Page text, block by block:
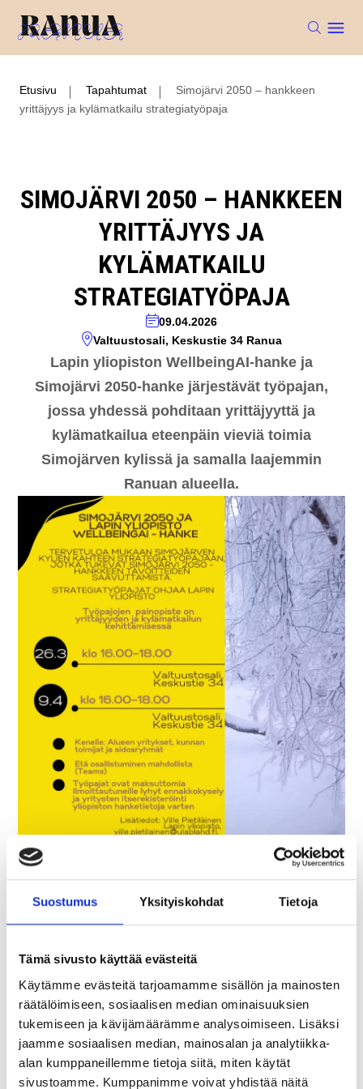
Suostumus Yksityiskohdat Tietoja
Tämä sivusto käyttää evästeitä
Käytämme evästeitä tarjoamamme sisällön ja mainosten
räätälöimiseen, sosiaalisen median ominaisuuksien
tukemiseen ja kävijämäärämme analysoimiseen. Lisäksi
jaamme sosiaalisen median, mainosalan ja analytiikka-
alan kumppaneillemme tietoja siitä, miten käytät
sivustoamme. Kumppanimme voivat yhdistää näitä
Etusivu Tapahtumat
Simojärvi 2050 – hankkeen
yrittäjyys ja kylämatkailu strategiatyöpaja
SIMOJÄRVI 2050 – HANKKEEN
YRITTÄJYYS JA
KYLÄMATKAILU
STRATEGIATYÖPAJA
09.04.2026
Valtuustosali, Keskustie 34 Ranua
Lapin yliopiston WellbeingAI-hanke ja
Simojärvi 2050-hanke järjestävät työpajan,
jossa yhdessä pohditaan yrittäjyyttä ja
kylämatkailua eteenpäin vieviä toimia
Simojärven kylissä ja samalla laajemmin
Ranuan alueella.
Tilaisuus on maksuton ja kaikille aiheesta kiinnostuneille
Ilmoittaudu mukaan 13.3 mennessä!
https://link.webropolsurveys.com/S/B7F610627F2BDDD3
Työpajat ovat osa Lapin yliopiston toteuttamaa